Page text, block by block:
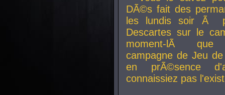
DÃ©s fait des
les lundis soir Ã
Descartes sur le
moment-lÃ que
campagne de Jeu
en prÃ©sence
connaissiez pas